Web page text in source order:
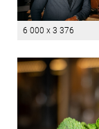
6 000 x 3 376